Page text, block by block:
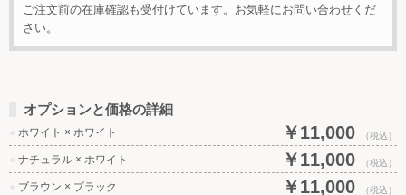
ご注文前の在庫確認も受付けています。お気軽にお問い合わせくだ
さい。
オプションと価格の詳細
ホワイト × ホワイト ￥11,000 （税込）
ナチュラル × ホワイト ￥11,000 （税込）
ブラウン × ブラック ￥11,000 （税込）